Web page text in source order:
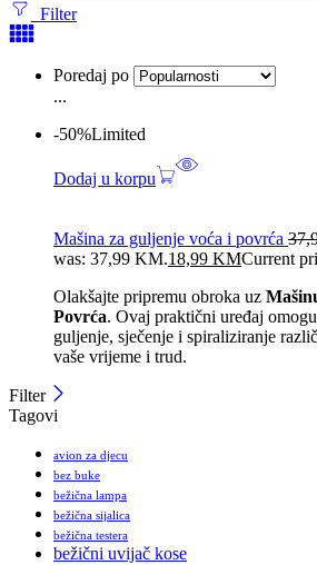
Filter
Poredaj po
...
-50%Limited
Dodaj u korpu
Mašina za guljenje voća i povrća
was: 37,99 KM.18,99 KMCurrent
Olakšajte pripremu obroka uz
Povrća. Ovaj praktični uređaj
guljenje, sječenje i spiraliziranje
vaše vrijeme i trud.
Filter
Tagovi
avion za djecu
bez buke
bežična lampa
bežična sijalica
bežična testera
bežični uvijač kose